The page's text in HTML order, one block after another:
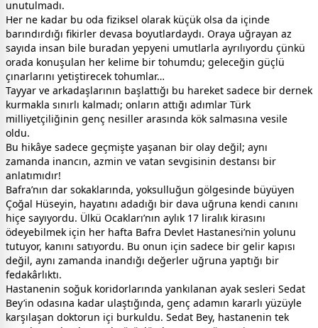
unutulmadı.
Her ne kadar bu oda fiziksel olarak küçük olsa da içinde
barındırdığı fikirler devasa boyutlardaydı. Oraya uğrayan az
sayıda insan bile buradan yepyeni umutlarla ayrılıyordu çünkü
orada konuşulan her kelime bir tohumdu; geleceğin güçlü
çınarlarını yetiştirecek tohumlar…
Tayyar ve arkadaşlarının başlattığı bu hareket sadece bir dernek
kurmakla sınırlı kalmadı; onların attığı adımlar Türk
milliyetçiliğinin genç nesiller arasında kök salmasına vesile
oldu.
Bu hikâye sadece geçmişte yaşanan bir olay değil; aynı
zamanda inancın, azmin ve vatan sevgisinin destansı bir
anlatımıdır!
Bafra’nın dar sokaklarında, yoksulluğun gölgesinde büyüyen
Çoğal Hüseyin, hayatını adadığı bir dava uğruna kendi canını
hiçe sayıyordu. Ülkü Ocakları’nın aylık 17 liralık kirasını
ödeyebilmek için her hafta Bafra Devlet Hastanesi’nin yolunu
tutuyor, kanını satıyordu. Bu onun için sadece bir gelir kapısı
değil, aynı zamanda inandığı değerler uğruna yaptığı bir
fedakârlıktı.
Hastanenin soğuk koridorlarında yankılanan ayak sesleri Sedat
Bey’in odasına kadar ulaştığında, genç adamın kararlı yüzüyle
karşılaşan doktorun içi burkuldu. Sedat Bey, hastanenin tek